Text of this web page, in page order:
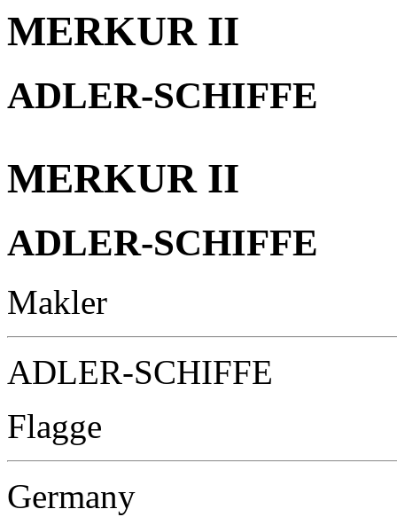
MERKUR II
ADLER-SCHIFFE
MERKUR II
ADLER-SCHIFFE
Makler
ADLER-SCHIFFE
Flagge
Germany